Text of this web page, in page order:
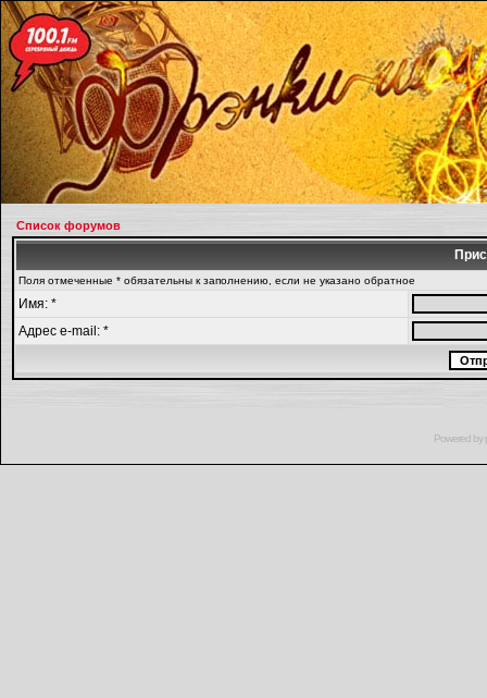
Список форумов
Поля отмеченные * обязательны к заполнению, если не указано обратное
Имя: *
Адрес e-mail: *
Powered by